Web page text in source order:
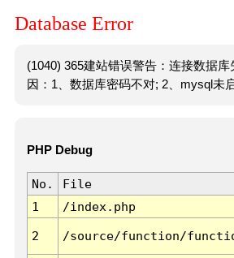
Database Error
(1040) 365建站错误警告：连接数据
因：1、数据库密码不对; 2、mysql未启
PHP Debug
No. File
1
/index.php
2 /source/function/